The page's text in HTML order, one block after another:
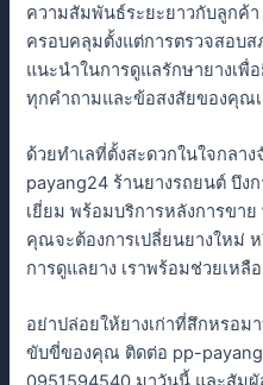
ความสัมพันธ์ระยะยาวกับลูกค้า
ครอบคลุมตั้งแต่การตรวจสอบส
แนะนำในการดูแลรักษายางเพื่
ทุกคำถามและข้อสงสัยของคุณ
ด้วยทำเลที่ตั้งสะดวกในใจกลา
payang24 ร้านยางรถยนต์ บึ
เยี่ยม พร้อมบริการหลังการขา
คุณจะต้องการเปลี่ยนยางใหม่
การดูแลยาง เราพร้อมช่วยเห
อย่าปล่อยให้ยางเก่าที่สึกหรอ
ขับขี่ของคุณ ติดต่อ pp-